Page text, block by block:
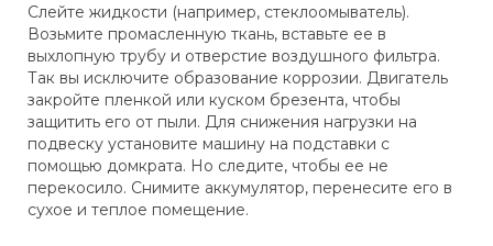
Слейте жидкости (например, стеклоомыватель).
Возьмите промасленную ткань, вставьте ее в
выхлопную трубу и отверстие воздушного фильтра.
Так вы исключите образование коррозии. Двигатель
закройте пленкой или куском брезента, чтобы
защитить его от пыли. Для снижения нагрузки на
подвеску установите машину на подставки с
помощью домкрата. Но следите, чтобы ее не
перекосило. Снимите аккумулятор, перенесите его в
сухое и теплое помещение.